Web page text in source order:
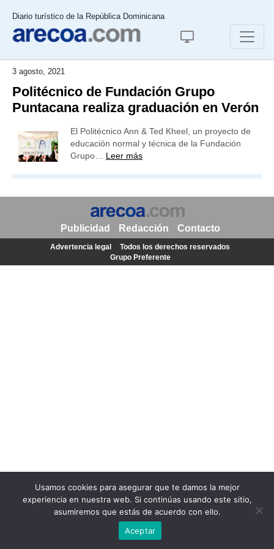
Diario turístico de la República Dominicana
3 agosto, 2021
Politécnico de Fundación Grupo
Puntacana realiza graduación en Verón
El Politécnico Ann & Ted Kheel, un proyecto de
educación normal y técnica de la Fundación
Grupo… Leer más
Usamos cookies para asegurar que te damos la mejor
experiencia en nuestra web. Si continúas usando este sitio,
asumiremos que estás de acuerdo con ello.
Aceptar
Publicidad Redacción Contacto
Advertencia legal
Todos los derechos reservados
Grupo Preferente